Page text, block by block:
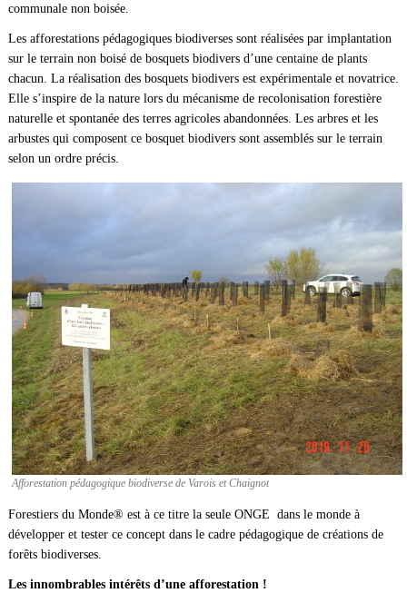
communale non boisée.
Les afforestations pédagogiques biodiverses sont réalisées par implantation
sur le terrain non boisé de bosquets biodivers d’une centaine de plants
chacun. La réalisation des bosquets biodivers est expérimentale et novatrice.
Elle s’inspire de la nature lors du mécanisme de recolonisation forestière
naturelle et spontanée des terres agricoles abandonnées. Les arbres et les
arbustes qui composent ce bosquet biodivers sont assemblés sur le terrain
selon un ordre précis.
Afforestation pédagogique biodiverse de Varois et Chaignot
Forestiers du Monde® est à ce titre la seule ONGE dans le monde à
développer et tester ce concept dans le cadre pédagogique de créations de
forêts biodiverses.
Les innombrables intérêts d’une afforestation !